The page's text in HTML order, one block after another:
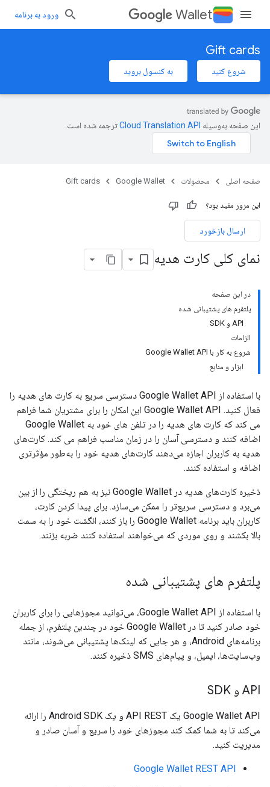
Wallet ورود به برنامه
Gift cards
شروع کنید به کنسول بروید
این صفحه به‌وسیله ترجمه شده است.
صفحه اصلی محصولات Google Wallet
Gift cards
این مرور مفید بود؟
ارسال بازخورد
نمای کلی کارت هدیه
در این صفحه
پلتفرم های پشتیبانی شده
API و SDK
الزامات
شروع به کار با Google Wallet API
ابزار و منابع
با استفاده از Google Wallet API دسترسی سریع به کارت های هدیه را
فعال کنید. Google Wallet API این امکان را برای مشتریان شما فراهم
می کند که کارت های هدیه را در تلفن های خود به Google Wallet
اضافه کنند و دسترسی آسان را در زمان مناسب فراهم می کند. کارت‌های
هدیه به کاربران اجازه می‌دهند کارت‌های هدیه خود را به‌طور مؤثرتری
اضافه و استفاده کنند.
ذخیره کارت‌های هدیه در Google Wallet نیز به هم ریختگی را از بین
می‌برد و دسترسی سریع‌تر را ممکن می‌سازد. برای پیدا کردن کارت،
کاربران باید برنامه Google Wallet را باز کنند، انگشت خود را به سمت
بالا بکشند و روی موردی که می‌خواهند استفاده کنند ضربه بزنند.
پلتفرم های پشتیبانی شده
با استفاده از Google Wallet API، می‌توانید مجوزهایی را برای کاربران
خود صادر کنید تا در Google Wallet خود در چندین پلتفرم، از جمله
برنامه‌های Android، و هر جایی که لینک‌ها پشتیبانی می‌شوند، مانند
وب‌سایت‌ها، ایمیل، و پیام‌های SMS ذخیره کنند.
API و SDK
Google Wallet API یک API REST و یک Android SDK را ارائه
می‌کند تا به شما کمک کند مجوزهای خود را سریع و آسان صادر و
مدیریت کنید.
Google Wallet REST API